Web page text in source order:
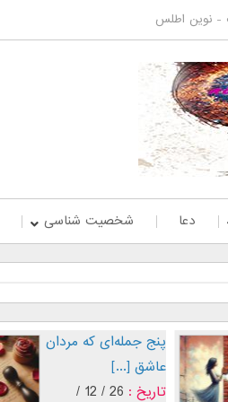
- نوین اطلس
دعا شخصیت شناسی
پنج جمله‌ای که مردان
عاشق [...]
تاریخ :
26 / 12 /